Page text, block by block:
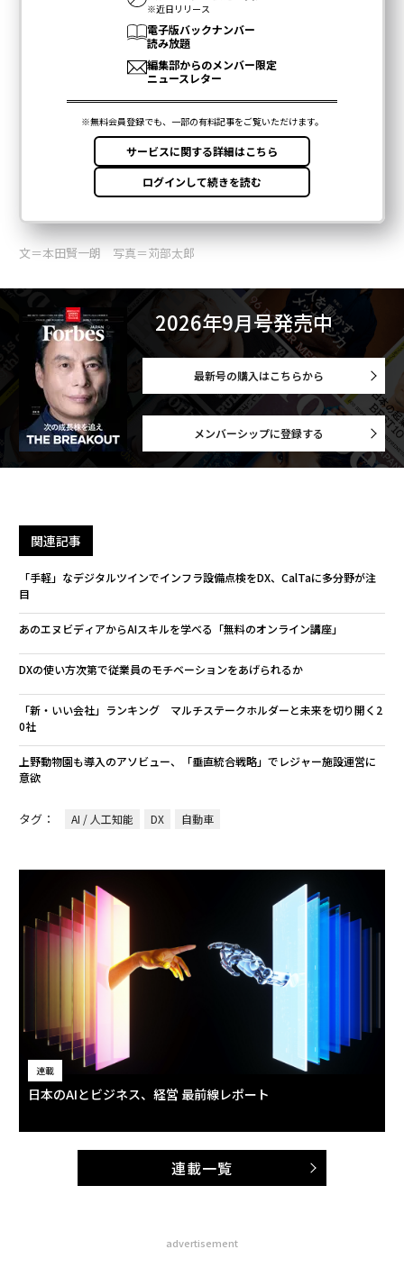
文＝本田賢一朗 写真＝苅部太郎
2026年9月号発売中
最新号の購入はこちらから
メンバーシップに登録する
関連記事
「手軽」なデジタルツインでインフラ設備点検をDX、CalTaに多分野が注
目
あのエヌビディアからAIスキルを学べる「無料のオンライン講座」
DXの使い方次第で従業員のモチベーションをあげられるか
「新・いい会社」ランキング マルチステークホルダーと未来を切り開く2
0社
上野動物園も導入のアソビュー、「垂直統合戦略」でレジャー施設運営に
意欲
タグ： AI / 人工知能 DX 自動車
連載
日本のAIとビジネス、経営 最前線レポート
連載一覧
advertisement